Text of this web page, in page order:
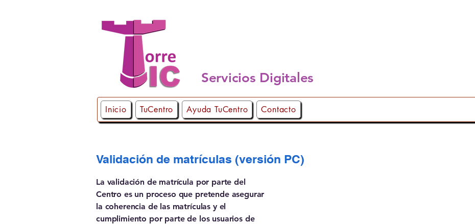
Servicios Digitales
Inicio TuCentro Ayuda TuCentro Contacto
Validación de matrículas (versión PC)
La validación de matrícula por parte del
Centro es un proceso que pretende asegurar
la coherencia de las matrículas y el
cumplimiento por parte de los usuarios de